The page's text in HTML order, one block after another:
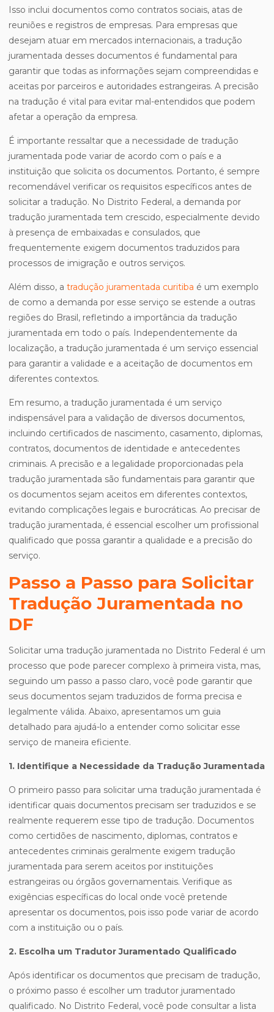
Isso inclui documentos como contratos sociais, atas de
reuniões e registros de empresas. Para empresas que
desejam atuar em mercados internacionais, a tradução
juramentada desses documentos é fundamental para
garantir que todas as informações sejam compreendidas e
aceitas por parceiros e autoridades estrangeiras. A precisão
na tradução é vital para evitar mal-entendidos que podem
afetar a operação da empresa.
É importante ressaltar que a necessidade de tradução
juramentada pode variar de acordo com o país e a
instituição que solicita os documentos. Portanto, é sempre
recomendável verificar os requisitos específicos antes de
solicitar a tradução. No Distrito Federal, a demanda por
tradução juramentada tem crescido, especialmente devido
à presença de embaixadas e consulados, que
frequentemente exigem documentos traduzidos para
processos de imigração e outros serviços.
Além disso, a tradução juramentada curitiba é um exemplo
de como a demanda por esse serviço se estende a outras
regiões do Brasil, refletindo a importância da tradução
juramentada em todo o país. Independentemente da
localização, a tradução juramentada é um serviço essencial
para garantir a validade e a aceitação de documentos em
diferentes contextos.
Em resumo, a tradução juramentada é um serviço
indispensável para a validação de diversos documentos,
incluindo certificados de nascimento, casamento, diplomas,
contratos, documentos de identidade e antecedentes
criminais. A precisão e a legalidade proporcionadas pela
tradução juramentada são fundamentais para garantir que
os documentos sejam aceitos em diferentes contextos,
evitando complicações legais e burocráticas. Ao precisar de
tradução juramentada, é essencial escolher um profissional
qualificado que possa garantir a qualidade e a precisão do
serviço.
Passo a Passo para Solicitar
Tradução Juramentada no
DF
Solicitar uma tradução juramentada no Distrito Federal é um
processo que pode parecer complexo à primeira vista, mas,
seguindo um passo a passo claro, você pode garantir que
seus documentos sejam traduzidos de forma precisa e
legalmente válida. Abaixo, apresentamos um guia
detalhado para ajudá-lo a entender como solicitar esse
serviço de maneira eficiente.
1. Identifique a Necessidade da Tradução Juramentada
O primeiro passo para solicitar uma tradução juramentada é
identificar quais documentos precisam ser traduzidos e se
realmente requerem esse tipo de tradução. Documentos
como certidões de nascimento, diplomas, contratos e
antecedentes criminais geralmente exigem tradução
juramentada para serem aceitos por instituições
estrangeiras ou órgãos governamentais. Verifique as
exigências específicas do local onde você pretende
apresentar os documentos, pois isso pode variar de acordo
com a instituição ou o país.
2. Escolha um Tradutor Juramentado Qualificado
Após identificar os documentos que precisam de tradução,
o próximo passo é escolher um tradutor juramentado
qualificado. No Distrito Federal, você pode consultar a lista